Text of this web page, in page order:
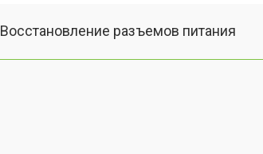
Восстановление разъемов питания